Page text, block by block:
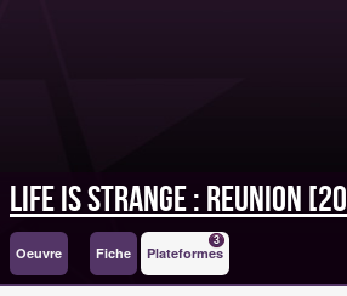
Life Is Strange : Reunion
Oeuvre Fiche Plateformes
3